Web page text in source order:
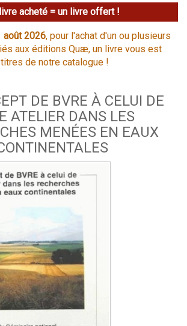
acheté = un livre offert !
août 2026, pour l'achat d'un ou plusieurs
aux éditions Quæ, un livre vous est
de notre catalogue !
DE BVRE À CELUI DE
ATELIER DANS LES
MENÉES EN EAUX